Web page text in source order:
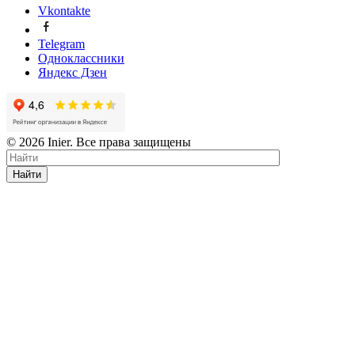
Vkontakte
Telegram
Одноклассники
Яндекс Дзен
© 2026 Inier. Все права защищены
Найти